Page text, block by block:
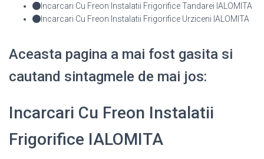
Incarcari Cu Freon Instalatii Frigorifice Tandarei IALOMITA
Incarcari Cu Freon Instalatii Frigorifice Urziceni IALOMITA
Aceasta pagina a mai fost gasita si
cautand sintagmele de mai jos:
Incarcari Cu Freon Instalatii
Frigorifice IALOMITA